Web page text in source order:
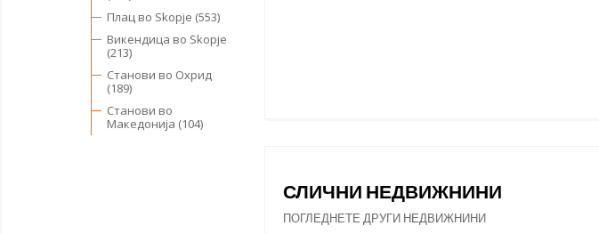
Плац во Skopje (553)
Викендица во Skopje
(213)
Станови во Охрид
(189)
Станови во
Македонија (104)
СЛИЧНИ НЕДВИЖНИНИ
ПОГЛЕДНЕТЕ ДРУГИ НЕДВИЖНИНИ